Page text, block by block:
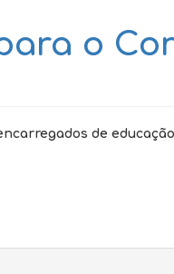
o
de educação